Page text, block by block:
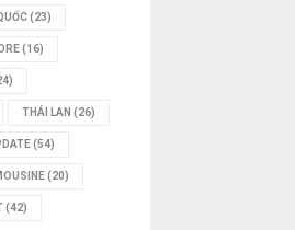
(23)
(16)
THÁI LAN (26)
(54)
(20)
(42)